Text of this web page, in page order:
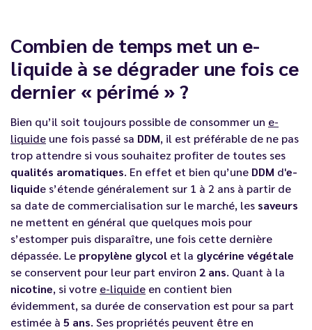
Combien de temps met un e-
liquide à se dégrader une fois ce
dernier « périmé » ?
Bien qu’il soit toujours possible de consommer un e-
liquide une fois passé sa DDM, il est préférable de ne pas
trop attendre si vous souhaitez profiter de toutes ses
qualités aromatiques. En effet et bien qu’une DDM d'e-
liquide s’étende généralement sur 1 à 2 ans à partir de
sa date de commercialisation sur le marché, les saveurs
ne mettent en général que quelques mois pour
s’estomper puis disparaître, une fois cette dernière
dépassée. Le propylène glycol et la glycérine végétale
se conservent pour leur part environ 2 ans. Quant à la
nicotine, si votre e-liquide en contient bien
évidemment, sa durée de conservation est pour sa part
estimée à 5 ans. Ses propriétés peuvent être en